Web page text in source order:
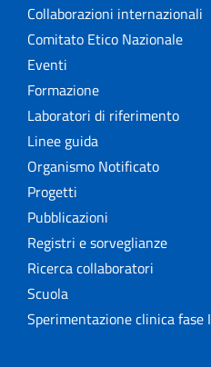
Collaborazioni internazionali
Comitato Etico Nazionale
Eventi
Formazione
Laboratori di riferimento
Linee guida
Organismo Notificato
Progetti
Pubblicazioni
Registri e sorveglianze
Ricerca collaboratori
Scuola
Sperimentazione clinica fase I